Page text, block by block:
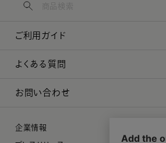
ご利用ガイド
よくある質問
お問い合わせ
企業情報